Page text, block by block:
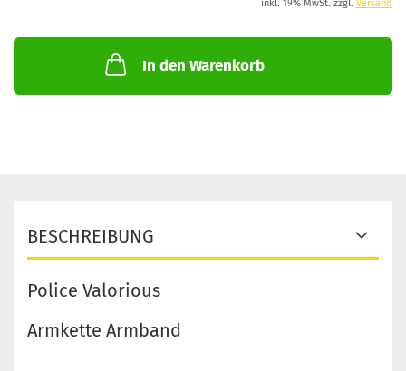
inkl. 19% MwSt. zzgl. Versand
In den Warenkorb
BESCHREIBUNG
Police Valorious
Armkette Armband